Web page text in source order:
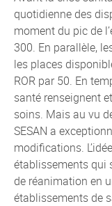
quotidienne des
moment du pic de
300. En parallèle,
les places
ROR par 50. En
santé renseignent
soins. Mais au vu
SESAN a
modifications.
établissements qui
de réanimation en
établissements de